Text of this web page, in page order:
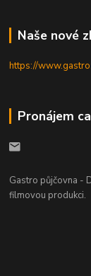
Naše nové
https://
Pronájem
Gastro půjčovna -
filmovou produkci.